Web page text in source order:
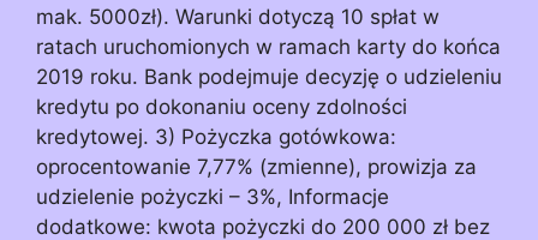
mak. 5000zł). Warunki dotyczą 10 spłat w
ratach uruchomionych w ramach karty do końca
2019 roku. Bank podejmuje decyzję o udzieleniu
kredytu po dokonaniu oceny zdolności
kredytowej. 3) Pożyczka gotówkowa:
oprocentowanie 7,77% (zmienne), prowizja za
udzielenie pożyczki – 3%, Informacje
dodatkowe: kwota pożyczki do 200 000 zł bez